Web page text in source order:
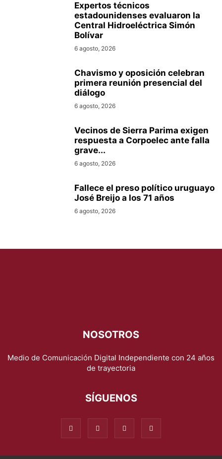
Expertos técnicos
estadounidenses evaluaron la
Central Hidroeléctrica Simón
Bolívar
6 agosto, 2026
Chavismo y oposición celebran
primera reunión presencial del
diálogo
6 agosto, 2026
Vecinos de Sierra Parima exigen
respuesta a Corpoelec ante falla
grave...
6 agosto, 2026
Fallece el preso político uruguayo
José Breijo a los 71 años
6 agosto, 2026
NOSOTROS
Medio de Comunicación Digital Independiente con 24 años
de trayectoria
SÍGUENOS